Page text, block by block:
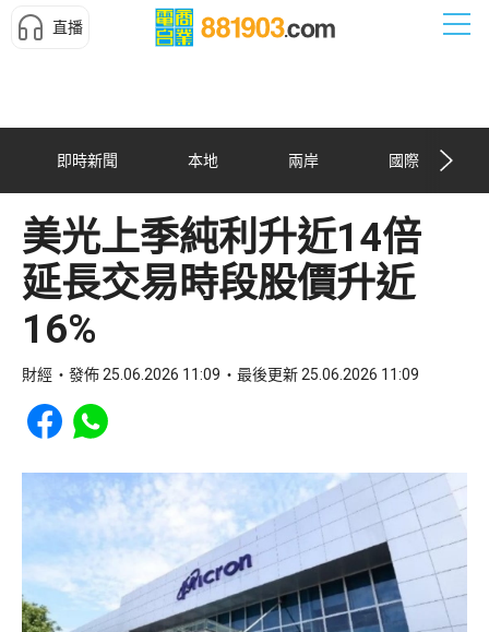
直播
即時新聞 本地 兩岸 國際
美光上季純利升近14倍
延長交易時段股價升近
16%
財經 發佈 25.06.2026 11:09 最後更新 25.06.2026 11:09
Share to Facebook
Share to WhatsApp